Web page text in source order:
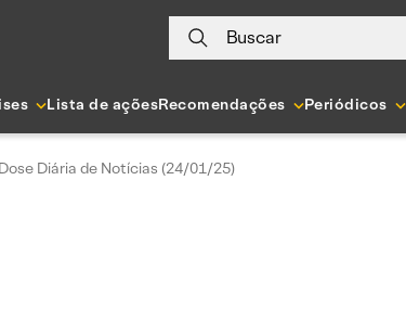
Buscar
Lista de açõesRecomendações Periódicos
Diária de Notícias (24/01/25)